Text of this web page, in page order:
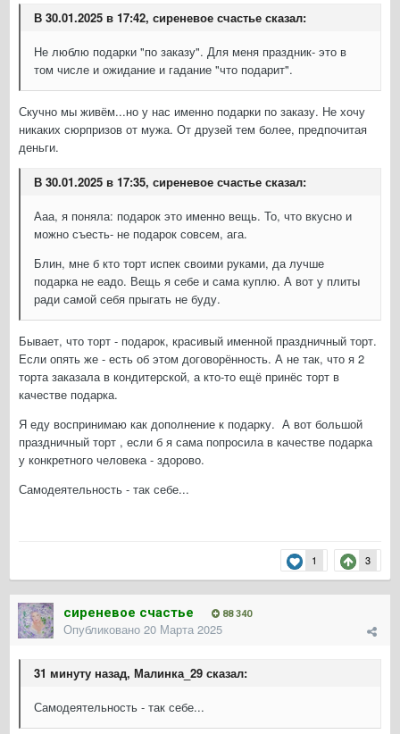
В 30.01.2025 в 17:42, сиреневое счастье сказал:
Не люблю подарки "по заказу". Для меня праздник- это в
том числе и ожидание и гадание "что подарит".
Скучно мы живём...но у нас именно подарки по заказу. Не хочу
никаких сюрпризов от мужа. От друзей тем более, предпочитая
деньги.
В 30.01.2025 в 17:35, сиреневое счастье сказал:
Ааа, я поняла: подарок это именно вещь. То, что вкусно и
можно съесть- не подарок совсем, ага.
Блин, мне б кто торт испек своими руками, да лучше
подарка не еадо. Вещь я себе и сама куплю. А вот у плиты
ради самой себя прыгать не буду.
Бывает, что торт - подарок, красивый именной праздничный торт.
Если опять же - есть об этом договорённость. А не так, что я 2
торта заказала в кондитерской, а кто-то ещё принёс торт в
качестве подарка.
Я еду воспринимаю как дополнение к подарку. А вот большой
праздничный торт , если б я сама попросила в качестве подарка
у конкретного человека - здорово.
Самодеятельность - так себе...
1 3
сиреневое счастье 88 340
Опубликовано 20 Марта 2025
31 минуту назад, Малинка_29 сказал:
Самодеятельность - так себе...